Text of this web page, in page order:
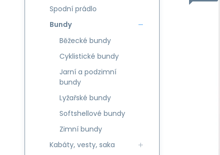
Spodní prádlo
Bundy
Běžecké bundy
Cyklistické bundy
Jarní a podzimní
bundy
Lyžařské bundy
Softshellové bundy
Zimní bundy
Kabáty, vesty, saka